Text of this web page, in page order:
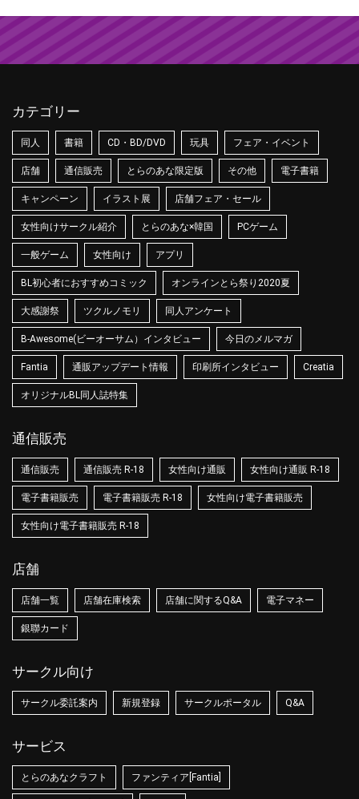
カテゴリー
同人 書籍 CD・BD/DVD 玩具 フェア・イベント
店舗 通信販売 とらのあな限定版 その他 電子書籍
キャンペーン イラスト展 店舗フェア・セール
女性向けサークル紹介 とらのあな×韓国 PCゲーム
一般ゲーム 女性向け アプリ
BL初心者におすすめコミック オンラインとら祭り2020夏
大感謝祭 ツクルノモリ 同人アンケート
B-Awesome(ビーオーサム）インタビュー 今日のメルマガ
Fantia 通販アップデート情報 印刷所インタビュー Creatia
オリジナルBL同人誌特集
通信販売
通信販売 通信販売 R-18 女性向け通販 女性向け通販 R-18
電子書籍販売 電子書籍販売 R-18 女性向け電子書籍販売
女性向け電子書籍販売 R-18
店舗
店舗一覧 店舗在庫検索 店舗に関するQ&A 電子マネー
銀聯カード
サークル向け
サークル委託案内 新規登録 サークルポータル Q&A
サービス
とらのあなクラフト ファンティア[Fantia]